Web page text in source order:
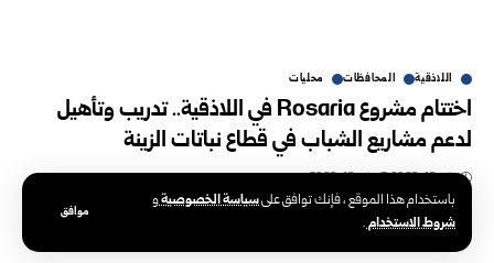
باستخدام هذا الموقع ، فإنك توافق علىسياسة الخصوصيةو
شروط الاستخدام.
موافق
اللاذقية المحافظات محليات
اختتام مشروع Rosaria في اللاذقية.. تدريب وتأهيل
لدعم مشاريع الشباب في قطاع نباتات الزينة
يوليو 16, 2026 يوليو 16, 2026